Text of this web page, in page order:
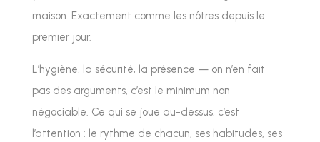
maison. Exactement comme les nôtres depuis le
premier jour.
L’hygiène, la sécurité, la présence — on n’en fait
pas des arguments, c’est le minimum non
négociable. Ce qui se joue au-dessus, c’est
l’attention : le rythme de chacun, ses habitudes, ses